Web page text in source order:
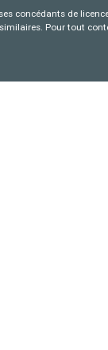
concédants de
Pour tout